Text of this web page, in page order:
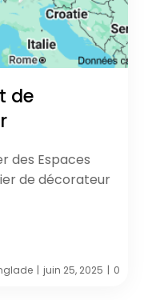
de
des Espaces
de décorateur
| juin 25, 2025 | 0